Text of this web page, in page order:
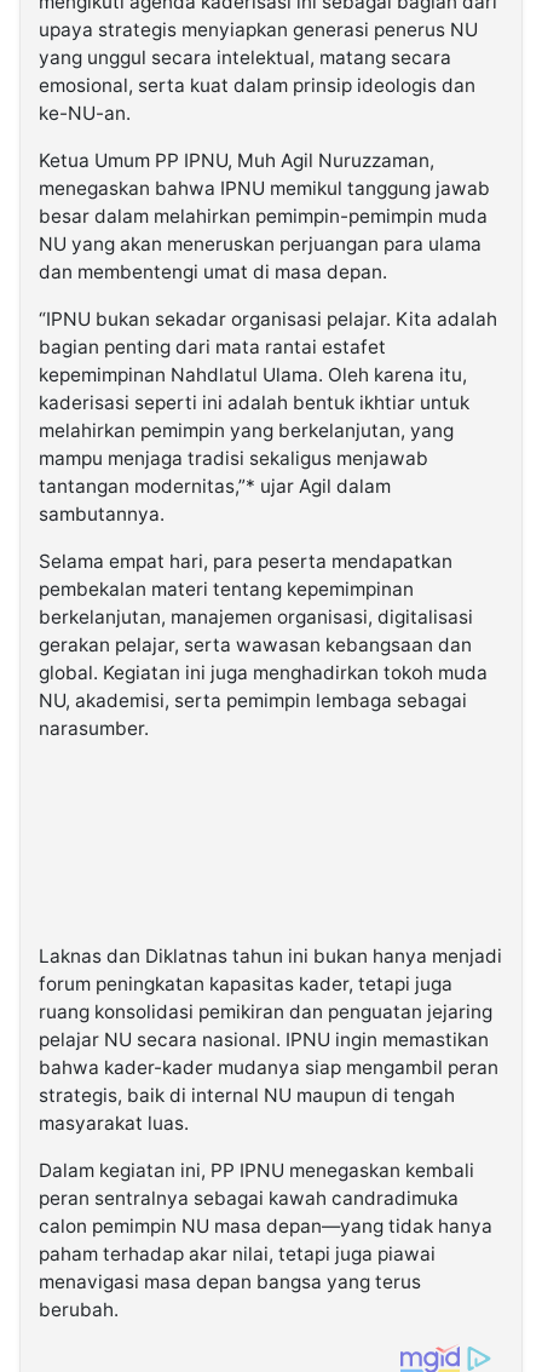
upaya strategis menyiapkan generasi penerus NU
yang unggul secara intelektual, matang secara
emosional, serta kuat dalam prinsip ideologis dan
ke-NU-an.
Ketua Umum PP IPNU, Muh Agil Nuruzzaman,
menegaskan bahwa IPNU memikul tanggung jawab
besar dalam melahirkan pemimpin-pemimpin muda
NU yang akan meneruskan perjuangan para ulama
dan membentengi umat di masa depan.
“IPNU bukan sekadar organisasi pelajar. Kita adalah
bagian penting dari mata rantai estafet
kepemimpinan Nahdlatul Ulama. Oleh karena itu,
kaderisasi seperti ini adalah bentuk ikhtiar untuk
melahirkan pemimpin yang berkelanjutan, yang
mampu menjaga tradisi sekaligus menjawab
tantangan modernitas,”* ujar Agil dalam
sambutannya.
Selama empat hari, para peserta mendapatkan
pembekalan materi tentang kepemimpinan
berkelanjutan, manajemen organisasi, digitalisasi
gerakan pelajar, serta wawasan kebangsaan dan
global. Kegiatan ini juga menghadirkan tokoh muda
NU, akademisi, serta pemimpin lembaga sebagai
narasumber.
Laknas dan Diklatnas tahun ini bukan hanya menjadi
forum peningkatan kapasitas kader, tetapi juga
ruang konsolidasi pemikiran dan penguatan jejaring
pelajar NU secara nasional. IPNU ingin memastikan
bahwa kader-kader mudanya siap mengambil peran
strategis, baik di internal NU maupun di tengah
masyarakat luas.
Dalam kegiatan ini, PP IPNU menegaskan kembali
peran sentralnya sebagai kawah candradimuka
calon pemimpin NU masa depan—yang tidak hanya
paham terhadap akar nilai, tetapi juga piawai
menavigasi masa depan bangsa yang terus
berubah.